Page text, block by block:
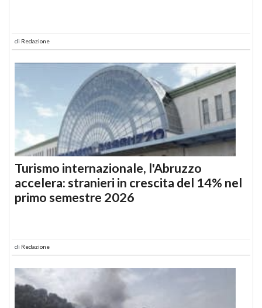
di Redazione
Turismo internazionale, l'Abruzzo
accelera: stranieri in crescita del 14% nel
primo semestre 2026
di Redazione